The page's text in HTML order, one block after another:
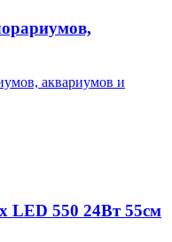
LED 550 24Вт 55см